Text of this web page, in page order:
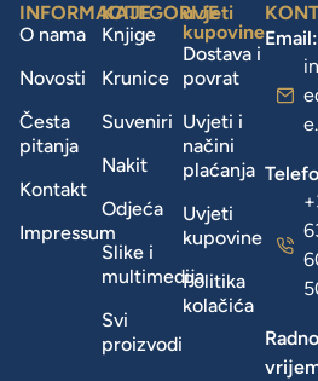
INFORMACIJE
O nama
Novosti
Česta
pitanja
Kontakt
Impressum
KATEGORIJE
Knjige
Krunice
Suveniri
Nakit
Odjeća
Slike i
multimedija
Svi
proizvodi
uvjeti
kupovine
Dostava i
povrat
Uvjeti i
načini
plaćanja
Uvjeti
kupovine
Politika
kolačića
Email:
Radno